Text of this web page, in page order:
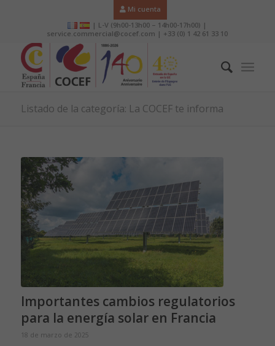
Mi cuenta
| L-V (9h00-13h00 – 14h00-17h00) |
service.commercial@cocef.com | +33 (0) 1 42 61 33 10
Listado de la categoría: La COCEF te informa
Importantes cambios regulatorios
para la energía solar en Francia
18 de marzo de 2025